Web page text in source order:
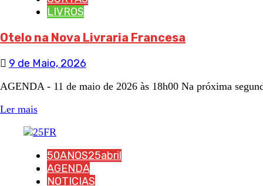
LIVROS
Otelo na Nova Livraria Francesa
9 de Maio, 2026
AGENDA - 11 de maio de 2026 às 18h00 Na próxima
Ler mais
50ANOS25abril
AGENDA
NOTICIAS